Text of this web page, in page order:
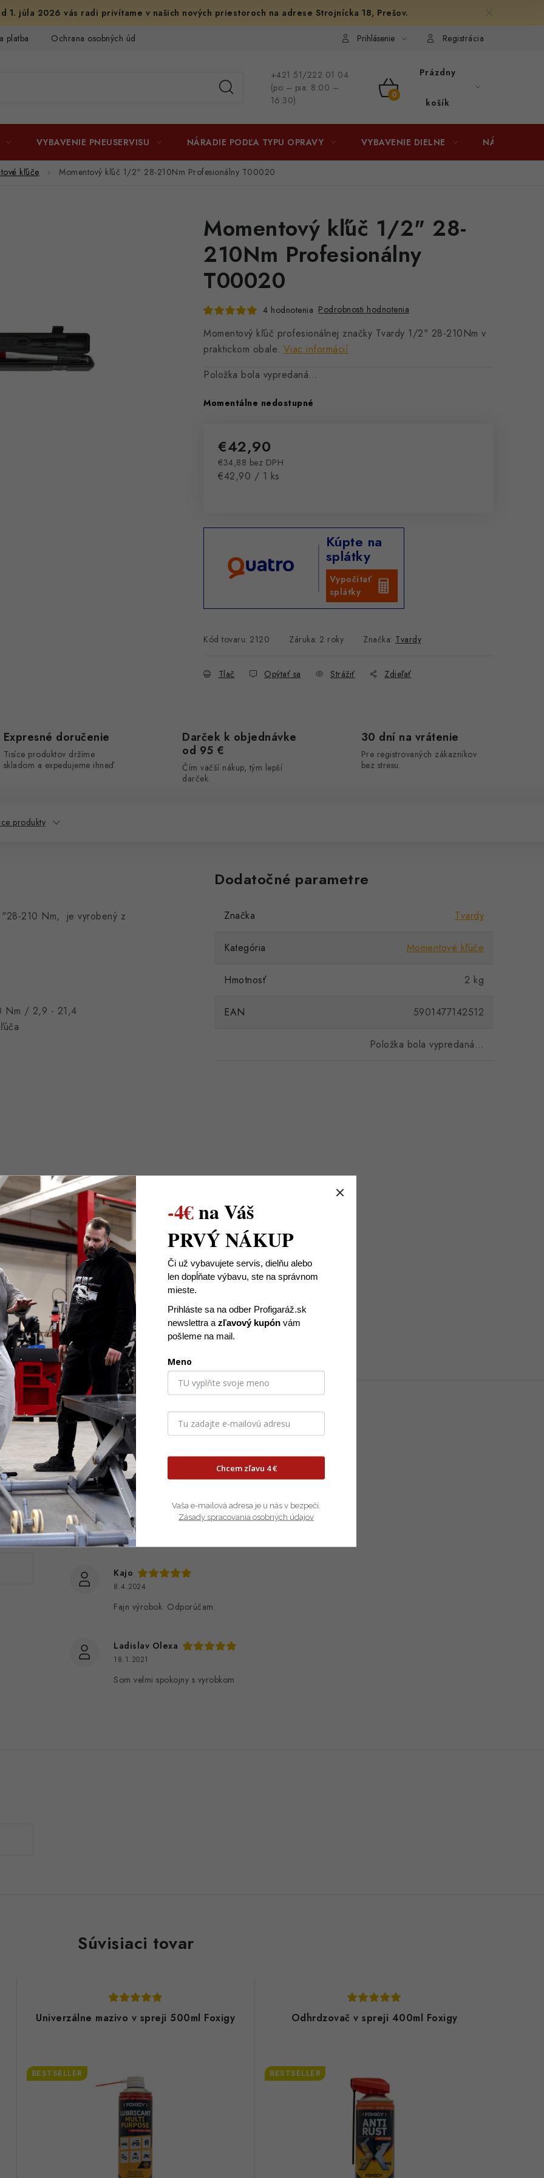
1. júla 2026 vás radi privítame v našich nových priestoroch na adrese Strojnícka 18, Prešov.
platba Ochrana osobných údajov Osobné vyzdvihnutie v Prešove Ako funguje Packeta?
Prihlásenie Registrácia
+421 51/222 01 04
(po – pia: 8:00 –
16:30)
NÁKUPNÝ
Prázdny
košík
VYBAVENIE PNEUSERVISU NÁRADIE PODĽA TYPU OPRAVY VYBAVENIE DIELNE NÁRADIE
kľúče Momentový kľúč 1/2" 28-210Nm Profesionálny T00020
Momentový kľúč 1/2" 28-
210Nm Profesionálny
T00020
4 hodnotenia Podrobnosti hodnotenia
Momentový kľúč profesionálnej značky Tvardy 1/2" 28-210Nm v
praktickom obale. Viac informácií
Položka bola vypredaná…
Momentálne nedostupné
€42,90
€34,88 bez DPH
Jednotková cena:
€42,90 / 1 ks
Kúpte na
splátky
Vypočítať
splátky
Kód tovaru: 2120 Záruka: 2 roky Značka: Tvardy
Tlač Opýtať sa Strážiť Zdieľať
Expresné doručenie
Tisíce produktov držíme
skladom a expedujeme ihneď.
Darček k objednávke
od 95 €
Čím väčší nákup, tým lepší
darček.
30 dní na vrátenie
Pre registrovaných zákazníkov
bez stresu.
produkty
"28-210 Nm, je vyrobený z
Nm / 2,9 - 21,4
Dodatočné parametre
Značka Tvardy
Kategória Momentové kľúče
Hmotnosť 2 kg
EAN 5901477142512
Položka bola vypredaná…
Miki
28.9.2024
Dobrý pomocník do každej dielne alebo garáže. Odporúčam.
Zdeno Kováč
20.4.2024
Veľká spokojnosť. Vyhotovenie je super.
Kajo
8.4.2024
Fajn výrobok. Odporúčam.
Ladislav Olexa
18.1.2021
Som velmi spokojny s vyrobkom
Súvisiaci tovar
Univerzálne mazivo v spreji 500ml Foxigy
BESTSELLER
Odhrdzovač v spreji 400ml Foxigy
BESTSELLER
-4€na Váš
PRVÝ NÁKUP
Či už vybavujete servis, dielňu alebo
len dopĺňate výbavu, ste na správnom
mieste.
Prihláste sa na odber Profigaráž.sk
newslettra a zľavový kupón vám
pošleme na mail.
Meno
Chcem zľavu 4 €
Vaša e-mailová adresa je u nás v bezpečí.
Zásady spracovania osobných údajov